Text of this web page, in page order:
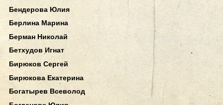
Бендерова Юлия
Берлина Марина
Берман Николай
Бетхудов Игнат
Бирюков Сергей
Бирюкова Екатерина
Богатырев Всеволод